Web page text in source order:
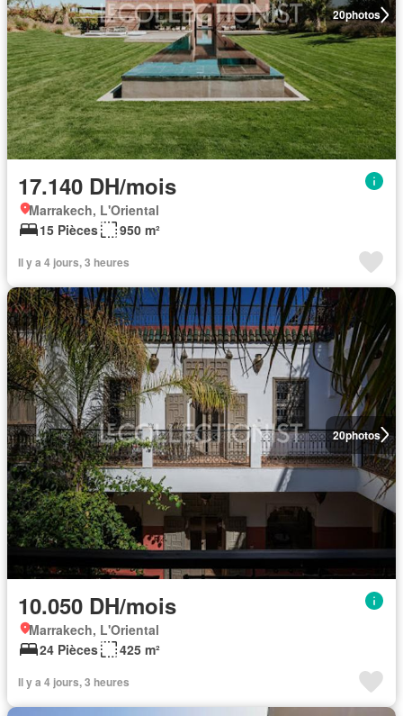
20photos
17.140 DH/mois
Marrakech, L'Oriental
15 Pièces
950 m²
Il y a 4 jours, 3 heures
20photos
10.050 DH/mois
Marrakech, L'Oriental
24 Pièces
425 m²
Il y a 4 jours, 3 heures